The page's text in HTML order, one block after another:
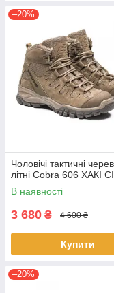
–20%
Чоловічі тактичні
літні Cobra 606 ХАКІ
В наявності
3 680 ₴ 4 600 ₴
Купити
–20%